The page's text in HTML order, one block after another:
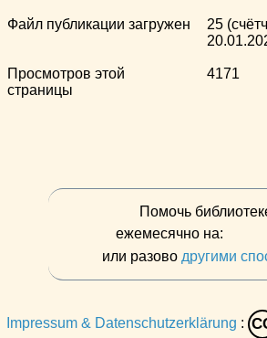
Файл публикации загружен
25
Просмотров этой
страницы
4171
Помочь
ежемесячно на:
или разово другими
Impressum & Datenschutzerklärung :